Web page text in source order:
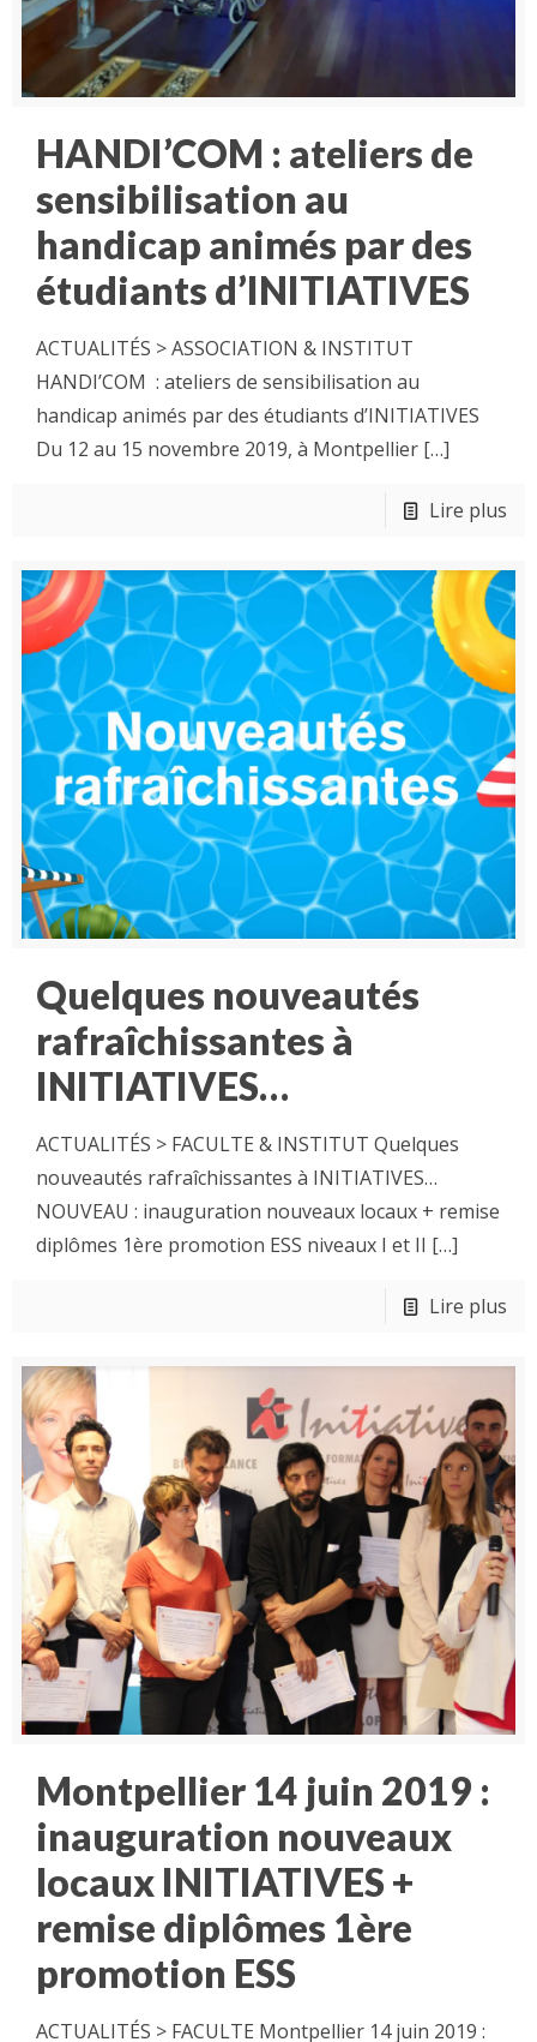
HANDI’COM : ateliers de
sensibilisation au
handicap animés par des
étudiants d’INITIATIVES
ACTUALITÉS > ASSOCIATION & INSTITUT
HANDI’COM : ateliers de sensibilisation au
handicap animés par des étudiants d’INITIATIVES
Du 12 au 15 novembre 2019, à Montpellier […]
Lire plus
Quelques nouveautés
rafraîchissantes à
INITIATIVES…
ACTUALITÉS > FACULTE & INSTITUT Quelques
nouveautés rafraîchissantes à INITIATIVES…
NOUVEAU : inauguration nouveaux locaux + remise
diplômes 1ère promotion ESS niveaux I et II […]
Lire plus
Montpellier 14 juin 2019 :
inauguration nouveaux
locaux INITIATIVES +
remise diplômes 1ère
promotion ESS
ACTUALITÉS > FACULTE Montpellier 14 juin 2019 :